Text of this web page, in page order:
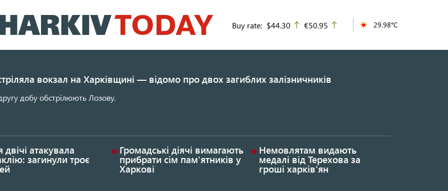
до
основного
Buy rate: $44.30 up
€50.95 29.98°C
вокзал на Харківщині — відомо про двох загиблих залізничників
добу обстрілюють Лозову.
двічі атакувала
загинули троє
Громадські діячі вимагають
прибрати сім пам'ятників у
Харкові
Немовлятам видають
медалі від Терехова за
гроші харків'ян